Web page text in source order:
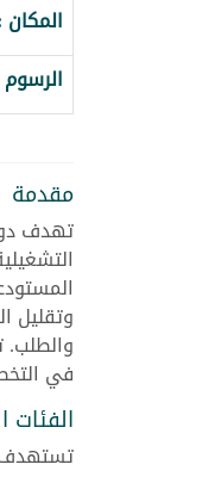
المكان
مقدمة
تهدف
وتقليل
والطلب.
في
تستهدف